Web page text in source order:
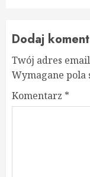
Dodaj
Twój adres
Wymagane pola
Komentarz *